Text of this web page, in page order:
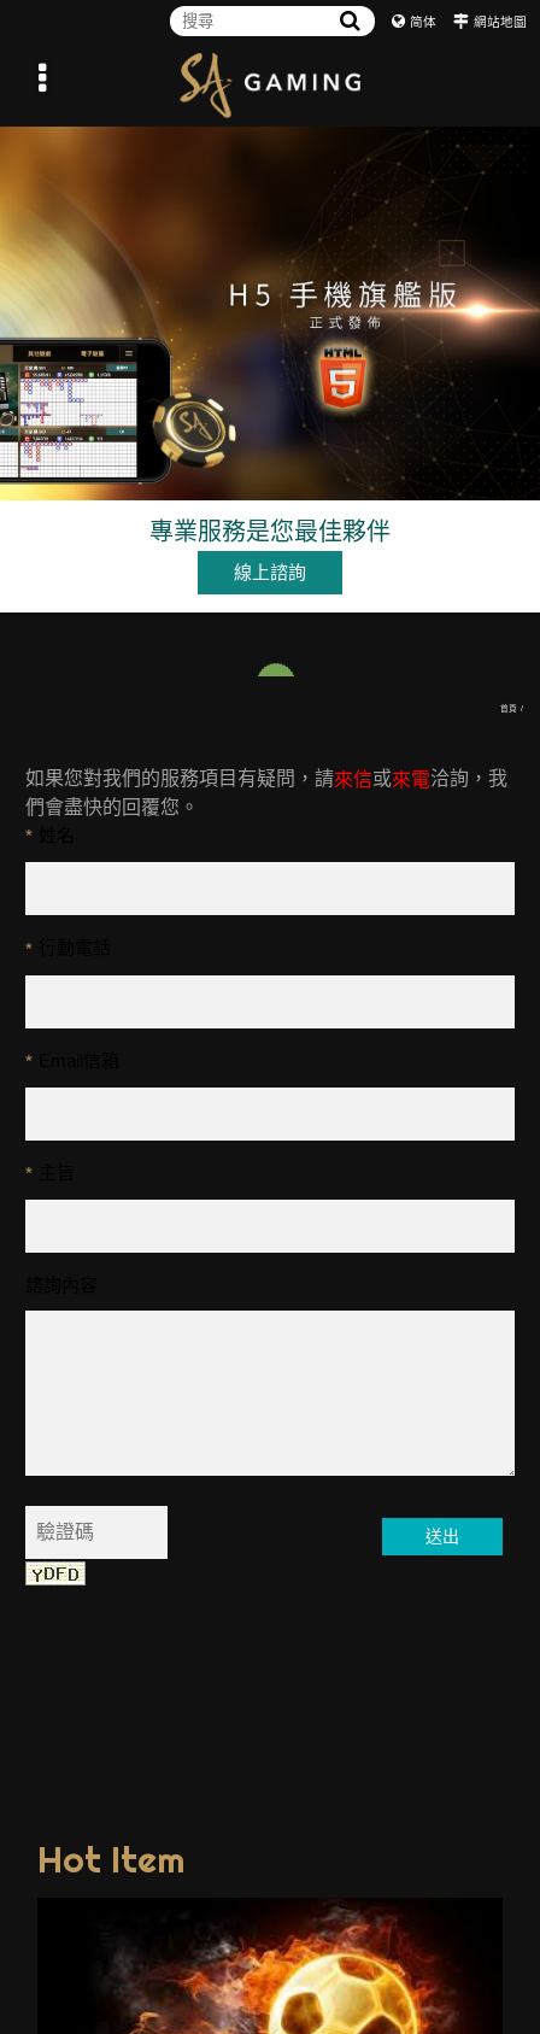
简体 網站地圖
專業服務是您最佳夥伴
線上諮詢
首頁 /
如果您對我們的服務項目有疑問，請來信或來電洽詢，我
們會盡快的回覆您。
*
*
*
*
Hot Item